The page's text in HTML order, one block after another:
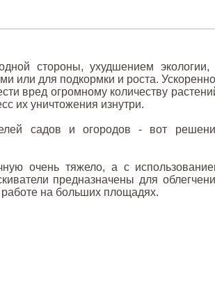
стороны, ухудшением экологии,
или для подкормки и роста.
вред огромному количеству
их уничтожения изнутри.
садов и огородов - вот
очень тяжело, а с
предназначены для
работе на больших площадях.